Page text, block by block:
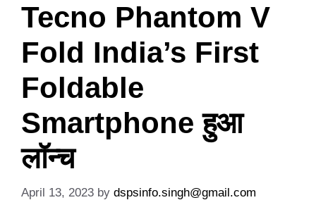
Tecno Phantom V
Fold India’s First
Foldable
Smartphone हुआ
लॉन्च
April 13, 2023 by dspsinfo.singh@gmail.com